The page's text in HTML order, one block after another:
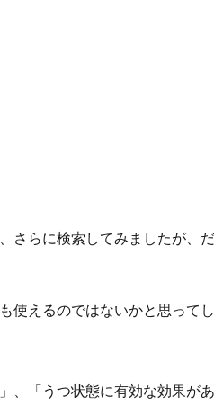
さらに検索してみましたが、
使えるのではないかと思って
、「うつ状態に有効な効果が